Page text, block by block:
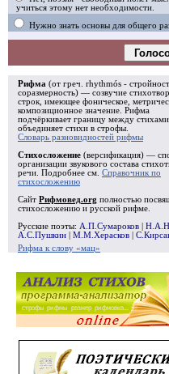
учиться этому нет необходимости.
Нужно знать основы для общего
Рифма (от греч. rhythmós -
соразмерность) — созвучие
строк, имеющее фоническое,
композиционное значение. Рифма
подчёркивает границу между
объединяет стихи в строфы
Словарь разновидностей рифмы
Стихосложение (версификация) —
организации звукового состава
речи. Подробнее см. Справочник по
стихосложению
Сайт Рифмовед.org полностью
стихосложению и русской рифме.
Русские поэты: А.П.Сумароков
А.С.Пушкин
М.М.Херасков
Рифма к слову «мац»